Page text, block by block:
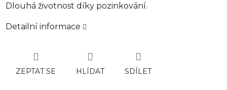
Dlouhá životnost díky pozinkování.
Detailní informace
ZEPTAT SE HLÍDAT SDÍLET